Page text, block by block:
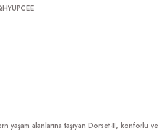
yaşam alanlarına taşıyan Dorset-II, konforlu ve